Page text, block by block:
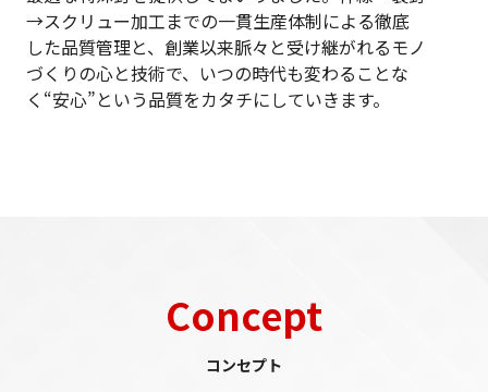
→スクリュー加工までの一貫生産体制による徹底
した品質管理と、創業以来脈々と受け継がれるモノ
づくりの心と技術で、いつの時代も変わることな
く“安心”という品質をカタチにしていきます。
Concept
コンセプト